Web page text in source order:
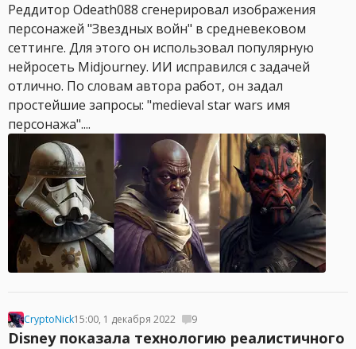
Реддитор Odeath088 сгенерировал изображения
персонажей "Звездных войн" в средневековом
сеттинге. Для этого он использовал популярную
нейросеть Midjourney. ИИ исправился с задачей
отлично. По словам автора работ, он задал
простейшие запросы: "medieval star wars имя
персонажа"....
CryptoNick15:00, 1 декабря 2022 9
Disney показала технологию реалистичного